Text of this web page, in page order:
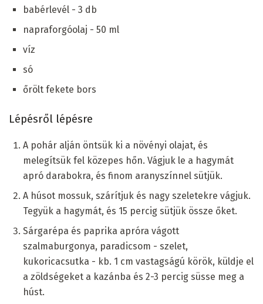
babérlevél - 3 db
napraforgóolaj - 50 ml
víz
só
őrölt fekete bors
Lépésről lépésre
A pohár alján öntsük ki a növényi olajat, és
melegítsük fel közepes hőn. Vágjuk le a hagymát
apró darabokra, és finom aranyszínnel sütjük.
A húsot mossuk, szárítjuk és nagy szeletekre vágjuk.
Tegyük a hagymát, és 15 percig sütjük össze őket.
Sárgarépa és paprika apróra vágott
szalmaburgonya, paradicsom - szelet,
kukoricacsutka - kb. 1 cm vastagságú körök, küldje el
a zöldségeket a kazánba és 2-3 percig süsse meg a
húst.